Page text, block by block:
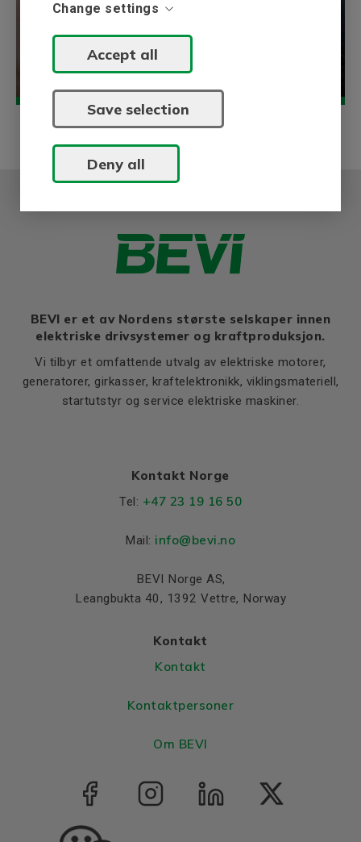
Change settings
Accept all
Save selection
Deny all
BEVI er et av Nordens største selskaper innen
elektriske drivsystemer og kraftproduksjon.
Vi tilbyr et omfattende utvalg av elektriske motorer,
generatorer, girkasser, kraftelektronikk, viklingsmateriell,
startutstyr og service elektriske maskiner.
Kontakt Norge
Tel: +47 23 19 16 50
Mail: info@bevi.no
BEVI Norge AS,
Leangbukta 40, 1392 Vettre, Norway
Kontakt
Kontakt
Kontaktpersoner
Om BEVI